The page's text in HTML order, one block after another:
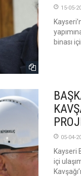
15-05-
binası
05-04-
Kayseri
içi
TURİZMİN